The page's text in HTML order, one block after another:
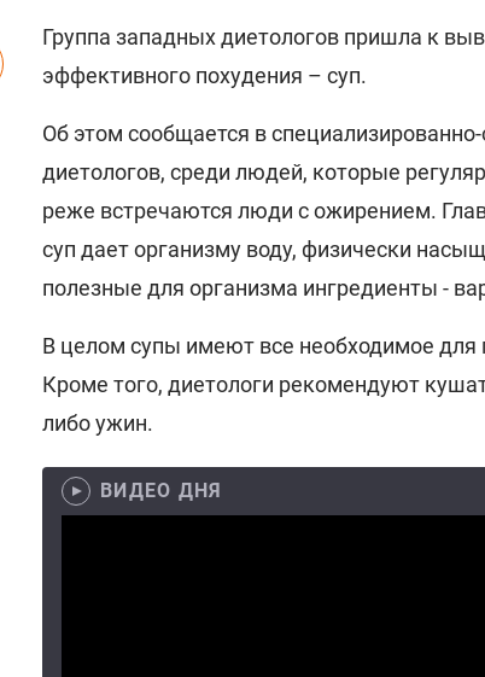
Группа западных диетологов пришла к
эффективного похудения – суп.
Об этом сообщается в
диетологов, среди людей, которые
реже встречаются люди с ожирением.
суп дает организму воду, физически
полезные для организма ингредиенты -
В целом супы имеют все необходимое для
Кроме того, диетологи рекомендуют
либо ужин.
ВИДЕО ДНЯ